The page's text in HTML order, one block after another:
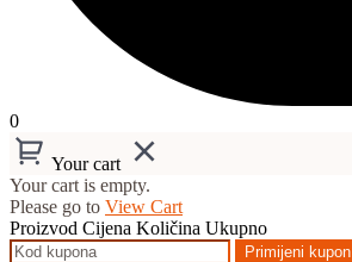
0
Your cart
Your cart is empty.
Please go to View Cart
Proizvod Cijena Količina Ukupno
Primijeni kupon